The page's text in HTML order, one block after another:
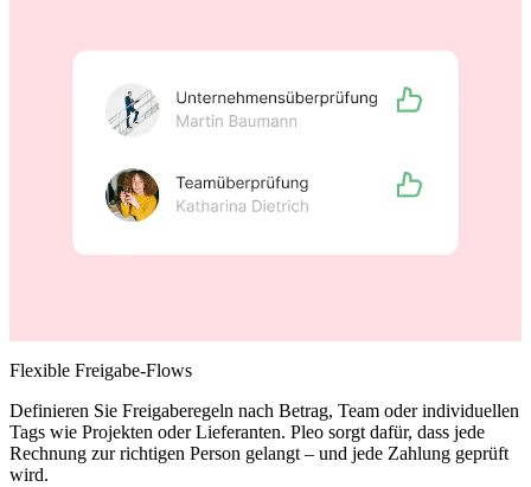
Flexible Freigabe-Flows
Definieren Sie Freigaberegeln nach Betrag, Team oder individuellen
Tags wie Projekten oder Lieferanten. Pleo sorgt dafür, dass jede
Rechnung zur richtigen Person gelangt – und jede Zahlung geprüft
wird.